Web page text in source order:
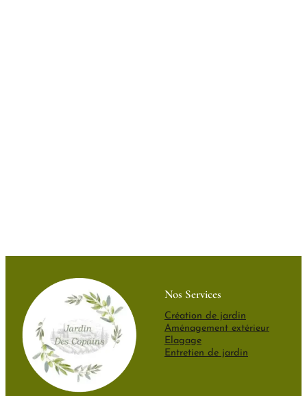
Nos Services
Création de jardin
Aménagement extérieur
Elagage
Entretien de jardin